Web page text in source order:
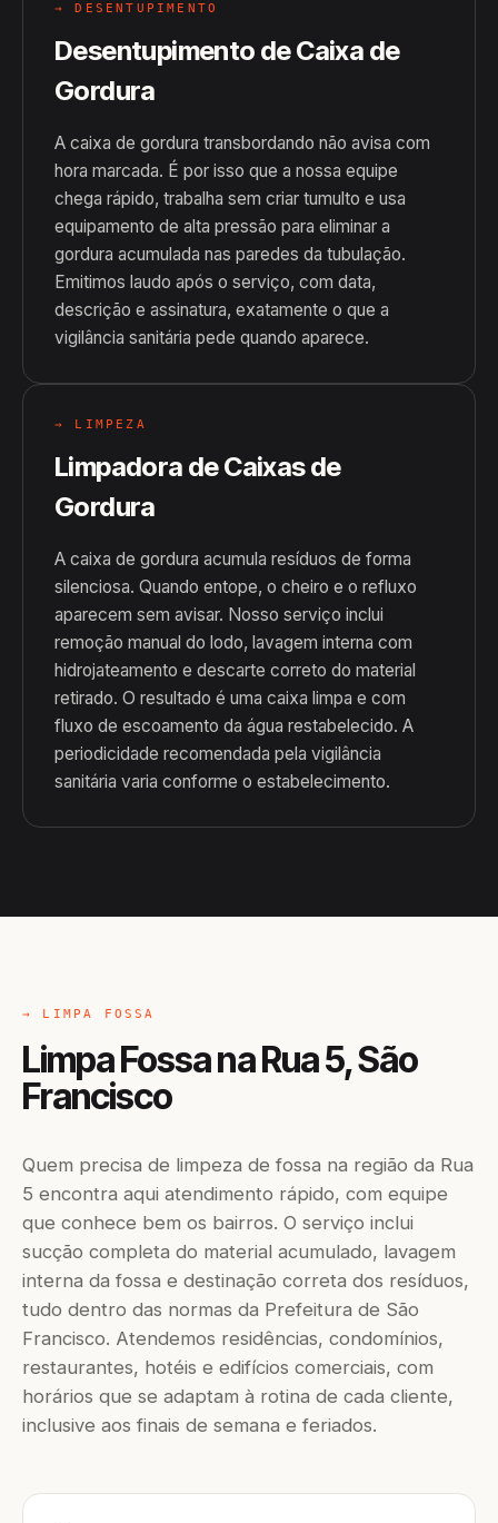
→ DESENTUPIMENTO
Desentupimento de Caixa de
Gordura
A caixa de gordura transbordando não avisa com
hora marcada. É por isso que a nossa equipe
chega rápido, trabalha sem criar tumulto e usa
equipamento de alta pressão para eliminar a
gordura acumulada nas paredes da tubulação.
Emitimos laudo após o serviço, com data,
descrição e assinatura, exatamente o que a
vigilância sanitária pede quando aparece.
→ LIMPEZA
Limpadora de Caixas de
Gordura
A caixa de gordura acumula resíduos de forma
silenciosa. Quando entope, o cheiro e o refluxo
aparecem sem avisar. Nosso serviço inclui
remoção manual do lodo, lavagem interna com
hidrojateamento e descarte correto do material
retirado. O resultado é uma caixa limpa e com
fluxo de escoamento da água restabelecido. A
periodicidade recomendada pela vigilância
sanitária varia conforme o estabelecimento.
→ LIMPA FOSSA
Limpa Fossa na Rua 5, São
Francisco
Quem precisa de limpeza de fossa na região da Rua
5 encontra aqui atendimento rápido, com equipe
que conhece bem os bairros. O serviço inclui
sucção completa do material acumulado, lavagem
interna da fossa e destinação correta dos resíduos,
tudo dentro das normas da Prefeitura de São
Francisco. Atendemos residências, condomínios,
restaurantes, hotéis e edifícios comerciais, com
horários que se adaptam à rotina de cada cliente,
inclusive aos finais de semana e feriados.